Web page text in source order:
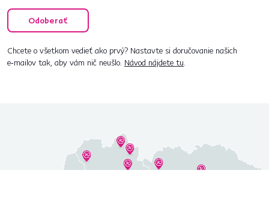
Odoberať
Chcete o všetkom vedieť ako prvý? Nastavte si doručovanie našich
e‑mailov tak, aby vám nič neušlo. Návod nájdete tu.